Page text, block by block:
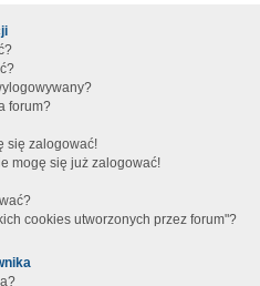
forum?
się zalogować!
mogę się już zalogować!
cookies utworzonych przez forum"?